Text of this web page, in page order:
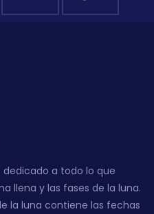
dedicado a todo lo que
llena y las fases de la luna.
la luna contiene las fechas